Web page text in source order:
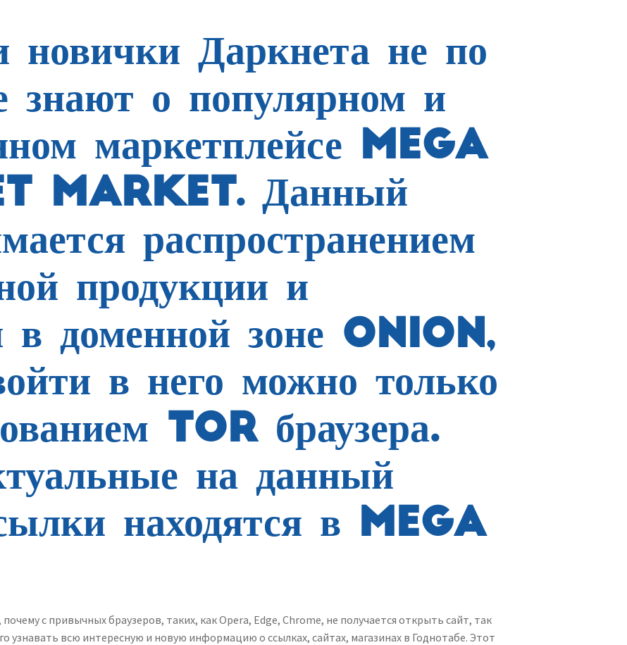
новички Даркнета не по
знают о популярном и
маркетплейсе MEGA
MARKET. Данный
распространением
продукции и
в доменной зоне ONION,
в него можно только
TOR браузера.
на данный
находятся в MEGA
с привычных браузеров, таких, как Opera, Edge, Chrome, не получается открыть сайт, так
узнавать всю интересную и новую информацию о ссылках, сайтах, магазинах в Годнотабе. Этот